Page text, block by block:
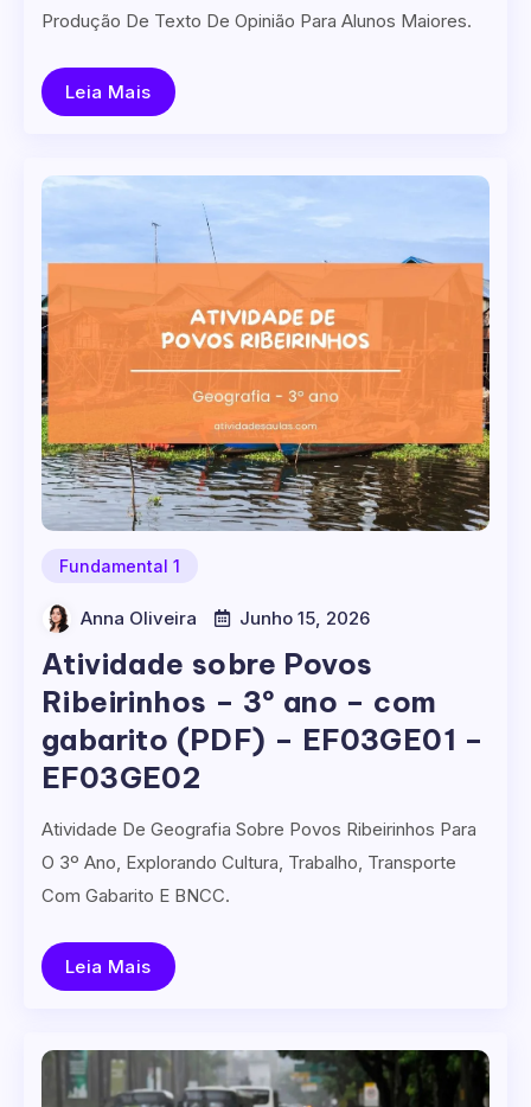
Produção De Texto De Opinião Para Alunos Maiores.
Leia Mais
Fundamental 1
Anna Oliveira Junho 15, 2026
Atividade sobre Povos
Ribeirinhos – 3º ano – com
gabarito (PDF) – EF03GE01 –
EF03GE02
Atividade De Geografia Sobre Povos Ribeirinhos Para
O 3º Ano, Explorando Cultura, Trabalho, Transporte
Com Gabarito E BNCC.
Leia Mais